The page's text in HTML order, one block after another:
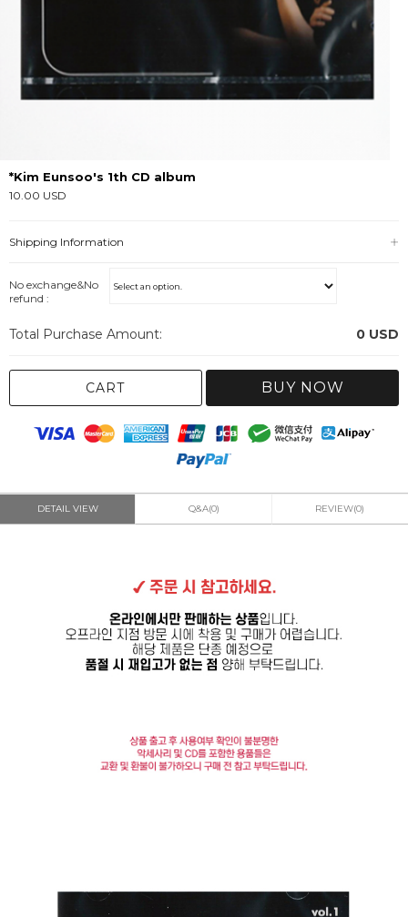
*Kim Eunsoo's 1th CD album
10.00 USD
Shipping Information
No exchange&No
refund :
Total Purchase Amount: 0 USD
CART BUY NOW
DETAIL VIEW Q&A(0) REVIEW(0)